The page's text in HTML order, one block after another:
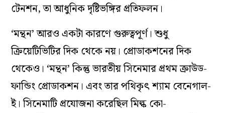
টেনশন, তা আধুনিক দৃষ্টিভঙ্গির প্রতিফলন।
‘মন্থন’ আরও একটা কারণে গুরুত্বপূর্ণ। শুধু
ক্রিয়েটিভিটির দিক থেকে নয়। প্রোডাকশনের দিক
থেকেও। ‘মন্থন’ কিন্তু ভারতীয় সিনেমার প্রথম ক্রাউড-
ফান্ডিং প্রোডাকশন। এবং তার পথিকৃৎ শ্যাম বেনেগাল-
ই। সিনেমাটি প্রযোজনা করেছিল মিল্ক কো-